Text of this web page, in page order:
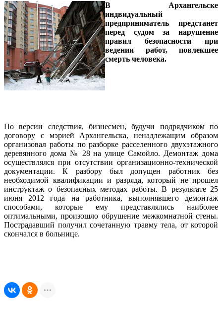
В Архангельске
индвидуальный
предприниматель предстанет
перед судом за нарушение
правил безопасности при
ведении работ, повлекшее
смерть человека.
По версии следствия, бизнесмен, будучи подрядчиком по
договору с мэрией Архангельска, ненадлежащим образом
организовал работы по разборке расселенного двухэтажного
деревянного дома № 28 на улице Самойло. Демонтаж дома
осуществлялся при отсутствии организационно-технической
документации. К разбору был допущен работник без
необходимой квалификации и разряда, который не прошел
инструктаж о безопасных методах работы. В результате 25
июня 2012 года на работника, выполнявшего демонтаж
способами, которые ему представлялись наиболее
оптимальными, произошло обрушение межкомнатной стены.
Пострадавший получил сочетанную травму тела, от которой
скончался в больнице.